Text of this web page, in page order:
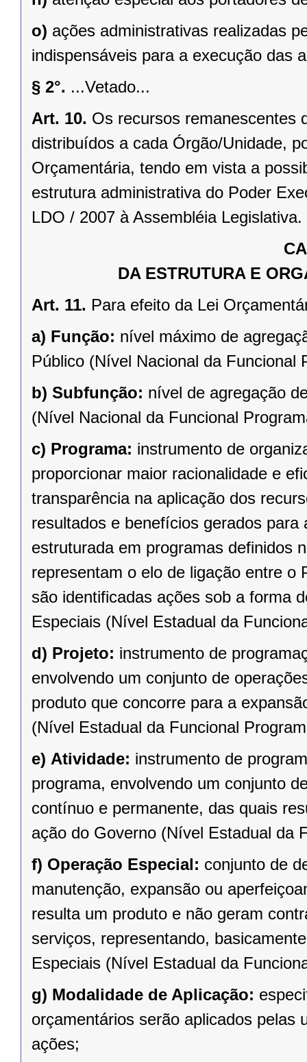
o) ações administrativas realizadas
indispensáveis para a execução das
§ 2°. ...Vetado...
Art. 10. Os recursos remanescentes
distribuídos a cada Órgão/Unidade,
Orçamentária, tendo em vista a
estrutura administrativa do Poder
LDO / 2007 à Assembléia Legislativa.
DA ESTRUTURA E
Art. 11. Para efeito da Lei
a) Função: nível máximo de
Público (Nível Nacional da Funcional
b) Subfunção: nível de agregação
(Nível Nacional da Funcional
c) Programa: instrumento de
proporcionar maior racionalidade e
transparência na aplicação dos
resultados e benefícios gerados
estruturada em programas definidos
representam o elo de ligação entre o
são identificadas ações sob a forma
Especiais (Nível Estadual da
d) Projeto: instrumento de
envolvendo um conjunto de
produto que concorre para a
(Nível Estadual da Funcional
e) Atividade: instrumento de
programa, envolvendo um conjunto
contínuo e permanente, das quais
ação do Governo (Nível Estadual da
f) Operação Especial: conjunto de
manutenção, expansão ou
resulta um produto e não geram
serviços, representando,
Especiais (Nível Estadual da
g) Modalidade de Aplicação:
orçamentários serão aplicados pelas
ações;